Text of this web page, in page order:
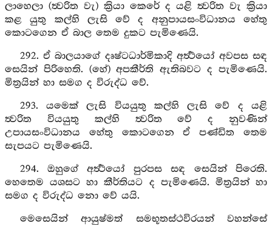
ලාහෙලා (ත්‍වරිත වැ) ක්‍රියා කෙරේ ද යළි ත්‍වරිත වැ ක්‍රියා
කළ යුතු කල්හි ලැසි වේ ද අනුපායසංවිධානය හේතු
කොටගෙන ඒ බාල තෙම දුකට පැමිණෙයි.
292. ඒ බාලයාගේ දෘෂ්ටධාර්මිකාදි අර්‍ත්‍ථයෝ අවපස සඳ
සෙයින් පිරිහෙති. (හේ) අපකීර්ති ඇතිබවට ද පැමිණෙයි.
මිත්‍රයින් හා සමග ද විරුද්ධ වේ.
293. යමෙක් ලැසි වියයුතු කල්හි ලැසි වේ ද යළි
ත්‍වරිත වියයුතු කල්හි ත්‍වරිත වේ ද නුවණින්
උපායසංවිධානය හේතු කොටගෙන ඒ පණ්ඩිත තෙම
සැපයට පැමිණෙයි.
294. ඔහුගේ අර්‍ත්‍ථයෝ පුරපස සඳ සෙයින් පිරෙති.
හෙතෙම යශසට හා කීර්තියට ද පැමිණෙයි. මිත්‍රයින් හා
සමග ද විරුද්ධ නො වේ යයි.
මෙසෙයින් ආයුෂ්මත් සමභූතස්ථවිරයන් වහන්සේ